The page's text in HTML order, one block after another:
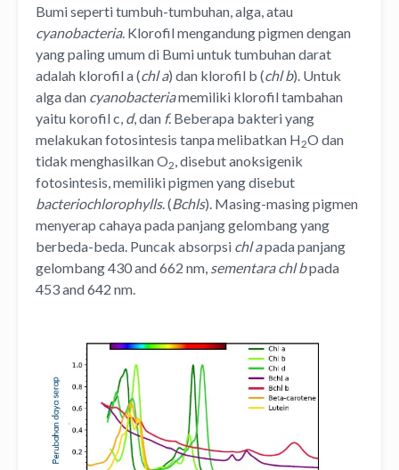
Bumi seperti tumbuh-tumbuhan, alga, atau
cyanobacteria. Klorofil mengandung pigmen dengan
yang paling umum di Bumi untuk tumbuhan darat
adalah klorofil a (chl a) dan klorofil b (chl b). Untuk
alga dan cyanobacteriamemiliki klorofil tambahan
yaitu korofil c, d, dan f. Beberapa bakteri yang
melakukan fotosintesis tanpa melibatkan H2O dan
tidak menghasilkan O2, disebut anoksigenik
fotosintesis, memiliki pigmen yang disebut
bacteriochlorophylls. (Bchls). Masing-masing pigmen
menyerap cahaya pada panjang gelombang yang
berbeda-beda. Puncak absorpsi chl apada panjang
gelombang 430 and 662 nm, sementara chl bpada
453 and 642 nm.